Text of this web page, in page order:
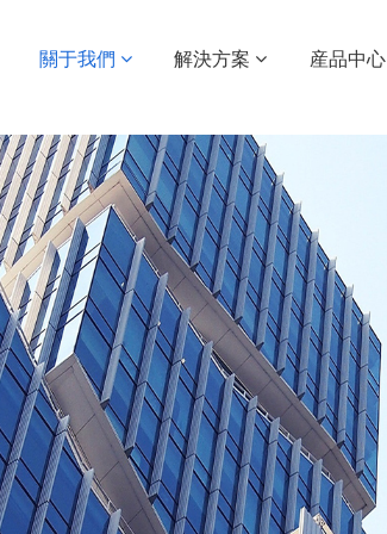
關于我們 解決方案 産品中心